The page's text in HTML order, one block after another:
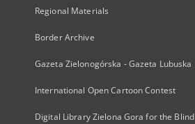
Regional Materials
Border Archive
Gazeta Zielonogórska - Gazeta Lubuska
International Open Cartoon Contest
Digital Library Zielona Gora for the Blind